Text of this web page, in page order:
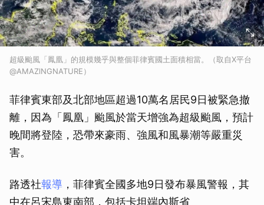
超級颱風「鳳凰」的規模幾乎與整個菲律賓國土面積相當。（取自X平台
@AMAZlNGNATURE）
菲律賓東部及北部地區超過10萬名居民9日被緊急撤
離，因為「鳳凰」颱風於當天增強為超級颱風，預計
晚間將登陸，恐帶來豪雨、強風和風暴潮等嚴重災
害。
路透社報導 ，菲律賓全國多地9日發布暴風警報，其
中在呂宋島東南部，包括卡坦端內斯省